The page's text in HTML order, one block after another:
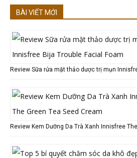
BÀI VIẾT MỚI
Review Sữa rửa mặt thảo dược trị mụn
Review Kem Dưỡng Da Trà Xanh Innisfree